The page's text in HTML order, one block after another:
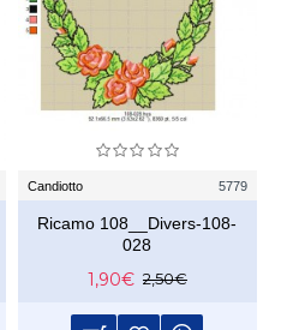
Candiotto 5779
Ricamo 108__Divers-108-
028
1,90€ 2,50€